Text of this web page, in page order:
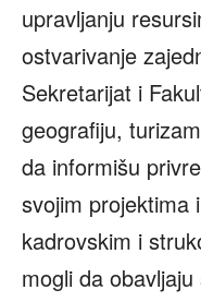
upravljanju
ostvarivanje
Sekretarijat i
geografiju,
da informišu
svojim projektima
kadrovskim i
mogli da